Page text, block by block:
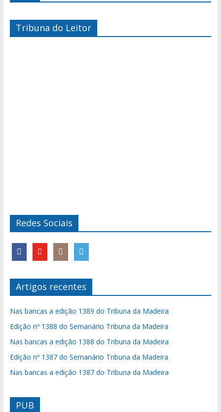
Tribuna do Leitor
Redes Sociais
Artigos recentes
Nas bancas a edição 1389 do Tribuna da Madeira
Edição nº 1388 do Semanário Tribuna da Madeira
Nas bancas a edição 1388 do Tribuna da Madeira
Edição nº 1387 do Semanário Tribuna da Madeira
Nas bancas a edição 1387 do Tribuna da Madeira
PUB